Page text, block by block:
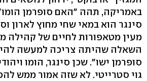
באמריקה, תהה "האם סופרמן
מעין מטאפורות לחיים של קהילה
השאלה שהיתה צריכה למעשה
סופרמן ישו". שכן סינגר, הומו
גוי סטרייטי. לא שזה אמור ממש